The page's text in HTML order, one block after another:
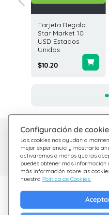
Tarjeta Regalo
Star Market 10
USD Estados
Unidos
$10.20
Configuración de
Las cookies nos ayudan a
mejor experiencia y mostrarte
activaremos a menos que las
puedes obtener más
más información sobre las
nuestra Política de Cookies.
¿Tienes dudas?
Estamos aquí para
ayudarte
Descubre Giftsy
Ofertas